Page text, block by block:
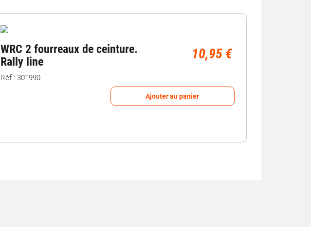
WRC 2 fourreaux de ceinture.
Rally line
10,95 €
Réf : 301990
Ajouter au panier